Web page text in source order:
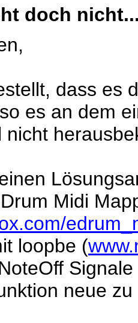
doch
dass es
es an dem
nicht
Midi
loopbe (
neue